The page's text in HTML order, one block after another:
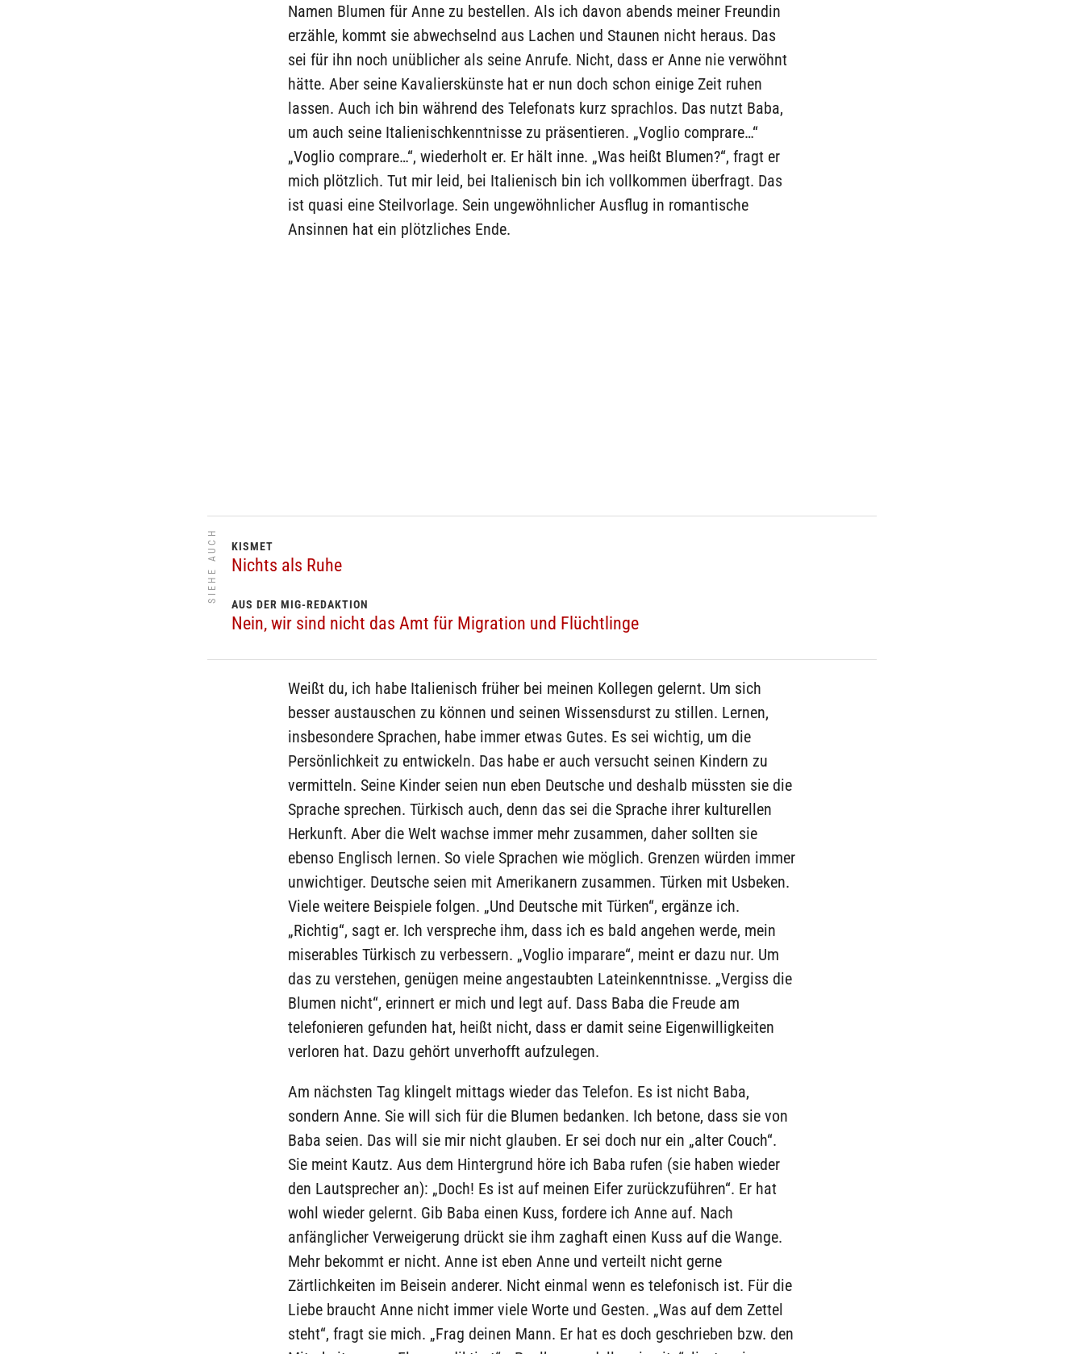
Namen Blumen für Anne zu bestellen. Als ich davon abends meiner Freundin
erzähle, kommt sie abwechselnd aus Lachen und Staunen nicht heraus. Das
sei für ihn noch unüblicher als seine Anrufe. Nicht, dass er Anne nie verwöhnt
hätte. Aber seine Kavalierskünste hat er nun doch schon einige Zeit ruhen
lassen. Auch ich bin während des Telefonats kurz sprachlos. Das nutzt Baba,
um auch seine Italienischkenntnisse zu präsentieren. „Voglio comprare…“
„Voglio comprare…“, wiederholt er. Er hält inne. „Was heißt Blumen?“, fragt er
mich plötzlich. Tut mir leid, bei Italienisch bin ich vollkommen überfragt. Das
ist quasi eine Steilvorlage. Sein ungewöhnlicher Ausflug in romantische
Ansinnen hat ein plötzliches Ende.
SIEHE AUCH KISMET
Nichts als Ruhe
AUS DER MIG-REDAKTION
Nein, wir sind nicht das Amt für Migration und Flüchtlinge
Weißt du, ich habe Italienisch früher bei meinen Kollegen gelernt. Um sich
besser austauschen zu können und seinen Wissensdurst zu stillen. Lernen,
insbesondere Sprachen, habe immer etwas Gutes. Es sei wichtig, um die
Persönlichkeit zu entwickeln. Das habe er auch versucht seinen Kindern zu
vermitteln. Seine Kinder seien nun eben Deutsche und deshalb müssten sie die
Sprache sprechen. Türkisch auch, denn das sei die Sprache ihrer kulturellen
Herkunft. Aber die Welt wachse immer mehr zusammen, daher sollten sie
ebenso Englisch lernen. So viele Sprachen wie möglich. Grenzen würden immer
unwichtiger. Deutsche seien mit Amerikanern zusammen. Türken mit Usbeken.
Viele weitere Beispiele folgen. „Und Deutsche mit Türken“, ergänze ich.
„Richtig“, sagt er. Ich verspreche ihm, dass ich es bald angehen werde, mein
miserables Türkisch zu verbessern. „Voglio imparare“, meint er dazu nur. Um
das zu verstehen, genügen meine angestaubten Lateinkenntnisse. „Vergiss die
Blumen nicht“, erinnert er mich und legt auf. Dass Baba die Freude am
telefonieren gefunden hat, heißt nicht, dass er damit seine Eigenwilligkeiten
verloren hat. Dazu gehört unverhofft aufzulegen.
Am nächsten Tag klingelt mittags wieder das Telefon. Es ist nicht Baba,
sondern Anne. Sie will sich für die Blumen bedanken. Ich betone, dass sie von
Baba seien. Das will sie mir nicht glauben. Er sei doch nur ein „alter Couch“.
Sie meint Kautz. Aus dem Hintergrund höre ich Baba rufen (sie haben wieder
den Lautsprecher an): „Doch! Es ist auf meinen Eifer zurückzuführen“. Er hat
wohl wieder gelernt. Gib Baba einen Kuss, fordere ich Anne auf. Nach
anfänglicher Verweigerung drückt sie ihm zaghaft einen Kuss auf die Wange.
Mehr bekommt er nicht. Anne ist eben Anne und verteilt nicht gerne
Zärtlichkeiten im Beisein anderer. Nicht einmal wenn es telefonisch ist. Für die
Liebe braucht Anne nicht immer viele Worte und Gesten. „Was auf dem Zettel
steht“, fragt sie mich. „Frag deinen Mann. Er hat es doch geschrieben bzw. den